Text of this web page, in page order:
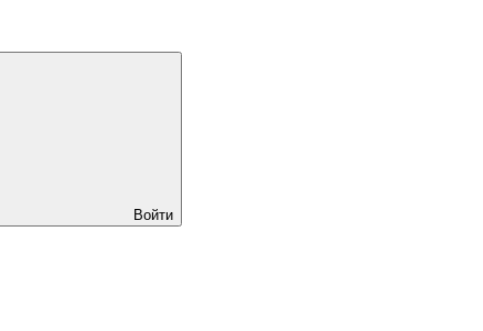
Войти